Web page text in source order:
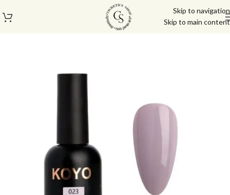
Skip to navigation
Skip to main content